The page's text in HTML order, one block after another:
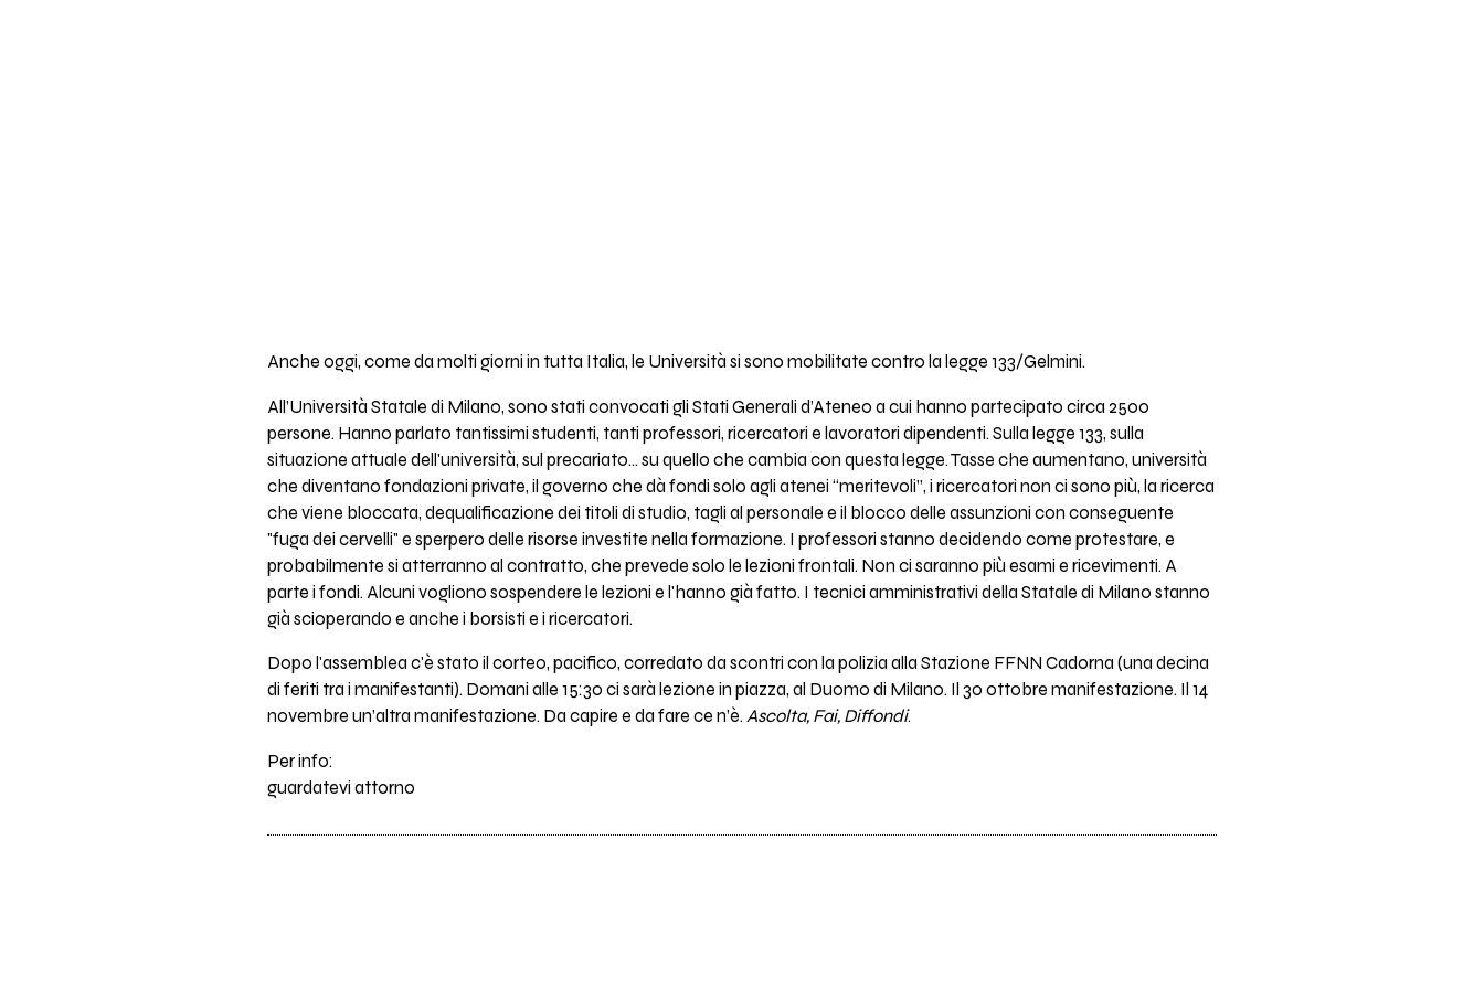
Anche oggi, come da molti giorni in tutta Italia, le Università si sono mobilitate contro la legge 133/Gelmini.
All’Università Statale di Milano, sono stati convocati gli Stati Generali d’Ateneo a cui hanno partecipato circa 2500
persone. Hanno parlato tantissimi studenti, tanti professori, ricercatori e lavoratori dipendenti. Sulla legge 133, sulla
situazione attuale dell'università, sul precariato... su quello che cambia con questa legge. Tasse che aumentano, università
che diventano fondazioni private, il governo che dà fondi solo agli atenei “meritevoli”, i ricercatori non ci sono più, la ricerca
che viene bloccata, dequalificazione dei titoli di studio, tagli al personale e il blocco delle assunzioni con conseguente
"fuga dei cervelli" e sperpero delle risorse investite nella formazione. I professori stanno decidendo come protestare, e
probabilmente si atterranno al contratto, che prevede solo le lezioni frontali. Non ci saranno più esami e ricevimenti. A
parte i fondi. Alcuni vogliono sospendere le lezioni e l'hanno già fatto. I tecnici amministrativi della Statale di Milano stanno
già scioperando e anche i borsisti e i ricercatori.
Dopo l'assemblea c'è stato il corteo, pacifico, corredato da scontri con la polizia alla Stazione FFNN Cadorna (una decina
di feriti tra i manifestanti). Domani alle 15:30 ci sarà lezione in piazza, al Duomo di Milano. Il 30 ottobre manifestazione. Il 14
novembre un’altra manifestazione. Da capire e da fare ce n’è. Ascolta, Fai, Diffondi.
Per info:
guardatevi attorno